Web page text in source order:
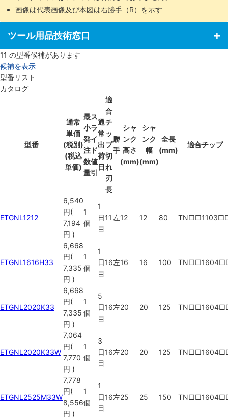
画像は代表画像及び本図は右勝手（R）を示す
ツール用品技術窓口
11 の型番候補があります
候補を表示
型番リスト
カタログ
型番
通常
単価
(税別)
(税込
単価)
最
小
発
注
数
量
ス
ラ
イ
ド
値
引
通
常
出
荷
日
適
合
チ
ッ
プ
切
れ
刃
長
勝
手
シャ
ンク
高さ
(mm)
シャ
ンク
幅
(mm)
全長
(mm)
適合チップ
ETGNL1212
6,540
円(
7,194
円 )
1
個
1
日
目
11 左12 12 80
ETGNL1616H33
6,668
円(
7,335
円 )
1
個
1
日
目
16左16 16 100
ETGNL2020K33
6,668
円(
7,335
円 )
1
個
5
日
目
16左20 20 125
ETGNL2020K33W
7,064
円(
7,770
円 )
1
個
3
日
目
16左20 20 125
ETGNL2525M33W
7,778
円(
8,556
円 )
1
個
1
日
目
16左25 25 150